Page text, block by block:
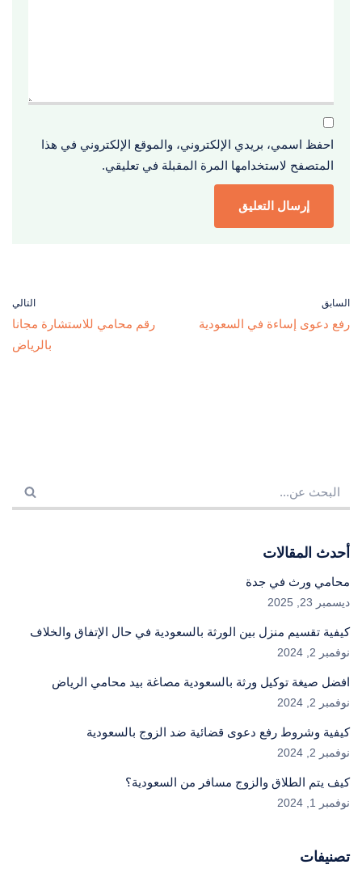
احفظ اسمي، بريدي الإلكتروني، والموقع الإلكتروني في هذا
المتصفح لاستخدامها المرة المقبلة في تعليقي.
السابق
رفع دعوى إساءة في السعودية
التالي
رقم محامي للاستشارة مجانا
بالرياض
أحدث المقالات
محامي ورث في جدة
ديسمبر 23, 2025
كيفية تقسيم منزل بين الورثة بالسعودية في حال الإتفاق والخلاف
نوفمبر 2, 2024
افضل صيغة توكيل ورثة بالسعودية مصاغة بيد محامي الرياض
نوفمبر 2, 2024
كيفية وشروط رفع دعوى قضائية ضد الزوج بالسعودية
نوفمبر 2, 2024
كيف يتم الطلاق والزوج مسافر من السعودية؟
نوفمبر 1, 2024
تصنيفات